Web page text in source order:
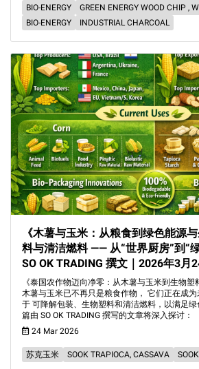
BIO-ENERGY
GREEN ENERGY WOOD CHIP ,
BIO-ENERGY
INDUSTRIAL CHARCOAL
《木薯与玉米：从粮食到绿色能源
料与清洁燃料 —— 从“世界厨房”到“
SO OK TRADING 撰文｜2026年3月
《泰国农作物迈向净零：从木薯与玉米到生物塑
木薯与玉米已不再只是粮食作物， 它们正在成
于 可降解包装、生物塑料和清洁燃料，以满足
篇由 SO OK TRADING 撰写的文章将深入探讨：
24 Mar 2026
苏克玉米 SOOK TRAPIOCA, CASSAVA